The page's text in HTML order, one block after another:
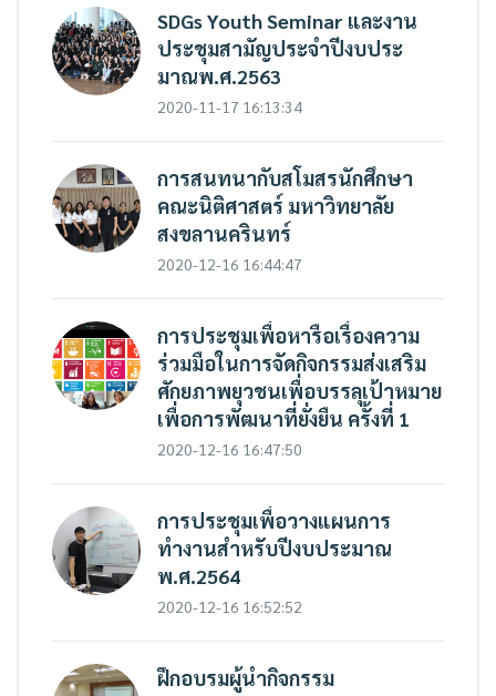
SDGs Youth Seminar และงาน
ประชุมสามัญประจำปีงบประ
มาณพ.ศ.2563
2020-11-17 16:13:34
การสนทนากับสโมสรนักศึกษา
คณะนิติศาสตร์ มหาวิทยาลัย
สงขลานครินทร์
2020-12-16 16:44:47
การประชุมเพื่อหารือเรื่องความ
ร่วมมือในการจัดกิจกรรมส่งเสริม
ศักยภาพยุวชนเพื่อบรรลุเป้าหมาย
เพื่อการพัฒนาที่ยั่งยืน ครั้งที่ 1
2020-12-16 16:47:50
การประชุมเพื่อวางแผนการ
ทำงานสำหรับปีงบประมาณ
พ.ศ.2564
2020-12-16 16:52:52
ฝึกอบรมผู้นำกิจกรรม